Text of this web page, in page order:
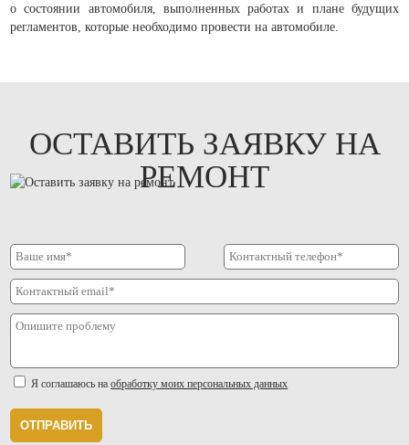
о состоянии автомобиля, выполненных работах и плане будущих
регламентов, которые необходимо провести на автомобиле.
ОСТАВИТЬ ЗАЯВКУ НА
РЕМОНТ
Я соглашаюсь наобработку моих персональных данных
ОТПРАВИТЬ